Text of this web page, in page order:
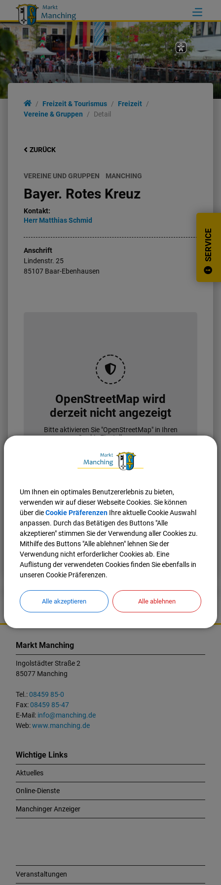
SERVICE
Freizeit & Tourismus
Freizeit
Vereine & Gruppen
Detail
ZURÜCK
VEREINE UND GRUPPEN MANCHING
Bayer. Rotes Kreuz
Kontakt:
Herr MatthiasSchmid
Anschrift
Lindenstr. 25
85107 Baar-Ebenhausen
OpenStreetMap wird
derzeit nicht angezeigt
Bitte aktivieren Sie "OpenStreetMap" in Ihren
Cookie Einstellungen.
Cookies Anpassen
Nach oben Seite drucken
Markt Manching
Ingolstädter Straße 2
85077 Manching
Tel.:08459 85-0
Fax:08459 85-47
E-Mail: info@manching.de
Web:www.manching.de
Wichtige Links
Aktuelles
Online-Dienste
Manchinger Anzeiger
Veranstaltungen
Um Ihnen ein optimales Benutzererlebnis zu bieten,
verwenden wir auf dieser Webseite Cookies. Sie können
über dieCookie Präferenzen Ihre aktuelle Cookie Auswahl
anpassen. Durch das Betätigen des Buttons "Alle
akzeptieren" stimmen Sie der Verwendung aller Cookies zu.
Mithilfe des Buttons "Alle ablehnen" lehnen Sie der
Verwendung nicht erforderlicher Cookies ab. Eine
Auflistung der verwendeten Cookies finden Sie ebenfalls in
unseren Cookie Präferenzen.
Alle akzeptieren Alle ablehnen